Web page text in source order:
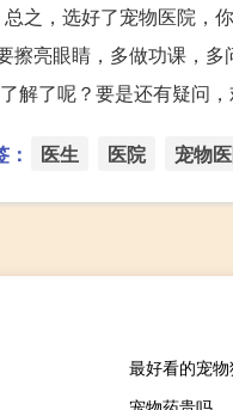
之，选好了宠物医院，
亮眼睛，多做功课，
了呢？要是还有疑问，
医生 医院 宠物
最好看的宠物